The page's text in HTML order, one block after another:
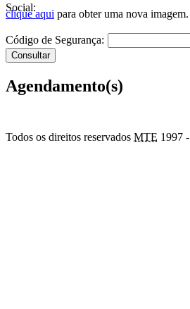
Social:
clique aqui para obter uma nova imagem.
Código de Segurança:
Agendamento(s)
Todos os direitos reservados MTE 1997 -